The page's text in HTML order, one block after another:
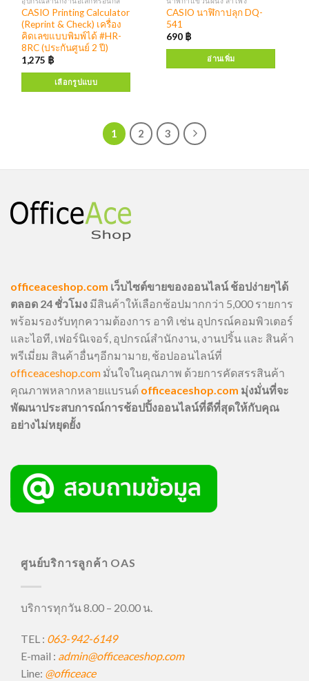
CASIO Printing Calculator
(Reprint & Check) เครื่อง
คิดเลขแบบพิมพ์ได้ #HR-
8RC (ประกันศูนย์ 2 ปี)
1,275 ฿
เลือกรูปแบบ
CASIO นาฬิกาปลุก DQ-
541
690 ฿
อ่านเพิ่ม
1 2 3
officeaceshop.com เว็บไซต์ขายของออนไลน์ ช้อปง่ายๆได้
ตลอด 24 ชั่วโมง มีสินค้าให้เลือกช้อปมากกว่า 5,000 รายการ
พร้อมรองรับทุกความต้องการ อาทิ เช่น อุปกรณ์คอมพิวเตอร์
และไอที, เฟอร์นิเจอร์, อุปกรณ์สำนักงาน, งานปริ้น และ สินค้า
พรีเมี่ยม สินค้าอื่นๆอีกมามาย, ช้อปออนไลน์ที่
officeaceshop.com มั่นใจในคุณภาพ ด้วยการคัดสรรสินค้า
คุณภาพหลากหลายแบรนด์ officeaceshop.com มุ่งมั่นที่จะ
พัฒนาประสบการณ์การช้อปปิ้งออนไลน์ที่ดีที่สุดให้กับคุณ
อย่างไม่หยุดยั้ง
ศูนย์บริการลูกค้า OAS
บริการทุกวัน 8.00 – 20.00 น.
TEL : 063-942-6149
E-mail : admin@officeaceshop.com
Line: @officeace